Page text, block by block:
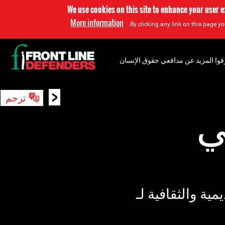
We use cookies on this site to enhance your user
By clicking any link on this page
More information
< ترجم
والثقافية لـ
المزيد عن مدافعي حقوق الإنسان
بحث